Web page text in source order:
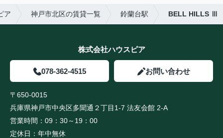
ア 神戸市北区の賃貸一覧 鈴蘭台駅 BELL HILLS Ⅲ
株式会社ハウスピア
078-362-4515 お問い合わせ
〒650-0015
兵庫県神戸市中央区多聞通２丁目1-7 法友会館 2-A
営業時間： 09：30～19：00
定休日： 年中無休